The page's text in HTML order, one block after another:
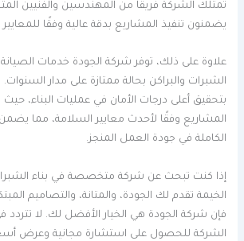
تمتلك الشركة فريقًا من المهندسين والفنيين
يضمنون تنفيذ المشاريع بدقة عالية وفقًا
علاوة على ذلك، توفر شركة الجودة خدمات الصيانة
الشبرات والبراكن بحالة ممتازة على مدار
بتحقيق أعلى درجات الأمان في عمليات البناء،
المشاريع وفقًا لأحدث معايير السلامة، مما يضمن
الكاملة في جودة العمل المنجز.
إذا كنت تبحث عن شركة متخصصة في بناء
الخيمة تقدم لك الجودة، والمتانة، والتصاميم
فإن شركة الجودة هي الخيار الأفضل لك. لا تتردد
الشركة للحصول على استشارة مجانية وعرض